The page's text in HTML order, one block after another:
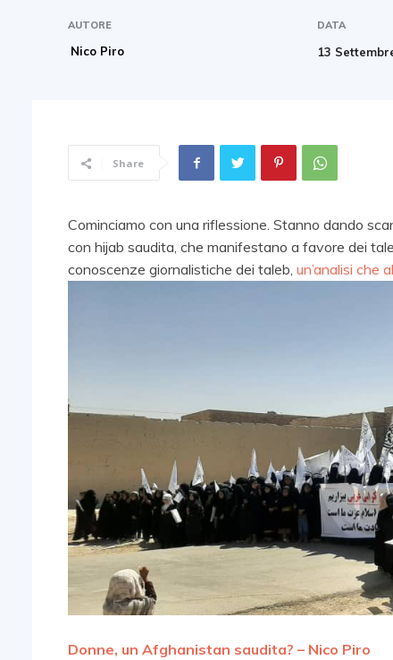
AUTORE
Nico Piro
DATA
13
Share
Cominciamo con una riflessione. Stanno dando
con hijab saudita, che manifestano a favore dei
conoscenze giornalistiche dei taleb, un’analisi che
Donne, un Afghanistan saudita? – Nico Piro